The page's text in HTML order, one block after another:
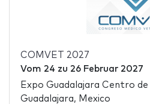
COMVET 2027
Vom 24 zu 26 Februar 2027
Expo Guadalajara Centro
Guadalajara, Mexico